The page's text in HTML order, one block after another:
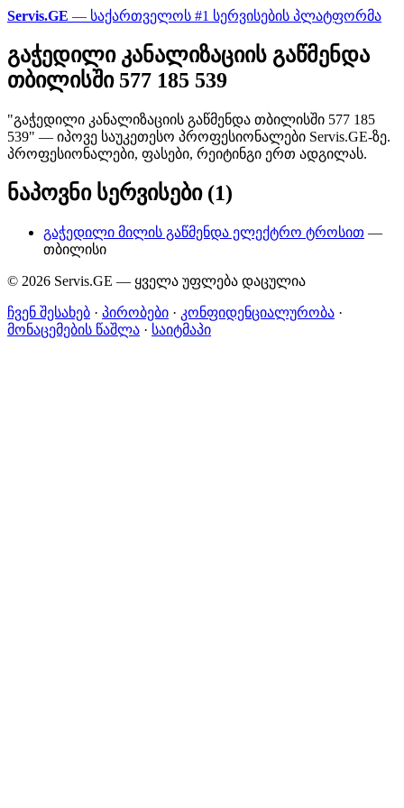
Servis.GE — საქართველოს #1 სერვისების პლატფორმა
გაჭედილი კანალიზაციის გაწმენდა
თბილისში 577 185 539
"გაჭედილი კანალიზაციის გაწმენდა თბილისში 577 185
539" — იპოვე საუკეთესო პროფესიონალები Servis.GE-ზე.
პროფესიონალები, ფასები, რეიტინგი ერთ ადგილას.
ნაპოვნი სერვისები (1)
გაჭედილი მილის გაწმენდა ელექტრო ტროსით —
თბილისი
© 2026 Servis.GE — ყველა უფლება დაცულია
ჩვენ შესახებ · პირობები · კონფიდენციალურობა ·
მონაცემების წაშლა · საიტმაპი